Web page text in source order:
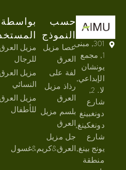
301, مبنى
1, مجمع
يونشان
الإبداعي,
لا. 2,
شارع
دونغبينغ
دونغكينغ,
شارع
يونج بينغ,
منطقة
حسب
النموذج
عصا مزيل
العرق
لفة على
رذاذ مزيل
العرق
بلسم مزيل
العرق
جل مزيل
العرق&كريم&غسول
بواسطة
مزيل العرق
للرجال
مزيل العرق
النسائي
مزيل العرق
للأطفال